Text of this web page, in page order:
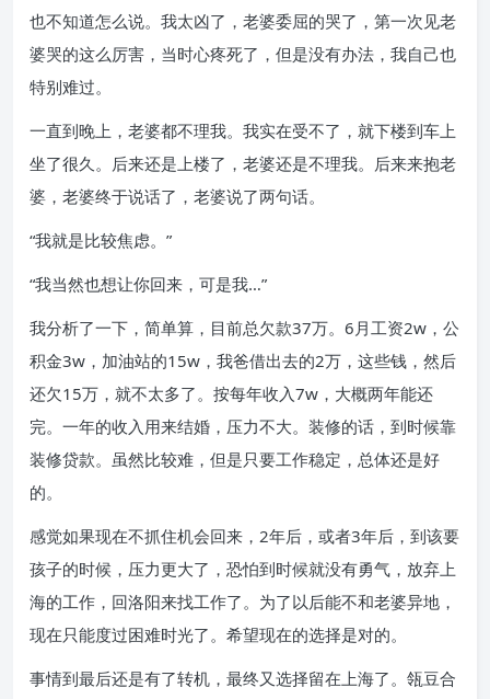
也不知道怎么说。我太凶了，老婆委屈的哭了，第一次见老
婆哭的这么厉害，当时心疼死了，但是没有办法，我自己也
特别难过。
一直到晚上，老婆都不理我。我实在受不了，就下楼到车上
坐了很久。后来还是上楼了，老婆还是不理我。后来来抱老
婆，老婆终于说话了，老婆说了两句话。
“我就是比较焦虑。”
“我当然也想让你回来，可是我…”
我分析了一下，简单算，目前总欠款37万。6月工资2w，公
积金3w，加油站的15w，我爸借出去的2万，这些钱，然后
还欠15万，就不太多了。按每年收入7w，大概两年能还
完。一年的收入用来结婚，压力不大。装修的话，到时候靠
装修贷款。虽然比较难，但是只要工作稳定，总体还是好
的。
感觉如果现在不抓住机会回来，2年后，或者3年后，到该要
孩子的时候，压力更大了，恐怕到时候就没有勇气，放弃上
海的工作，回洛阳来找工作了。为了以后能不和老婆异地，
现在只能度过困难时光了。希望现在的选择是对的。
事情到最后还是有了转机，最终又选择留在上海了。瓴豆合